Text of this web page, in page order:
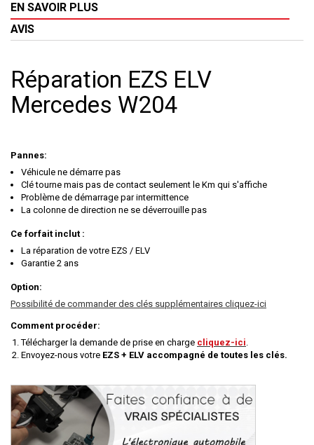
EN SAVOIR PLUS
AVIS
Réparation EZS ELV
Mercedes W204
Pannes:
Véhicule ne démarre pas
Clé tourne mais pas de contact seulement le Km qui s'affiche
Problème de démarrage par intermittence
La colonne de direction ne se déverrouille pas
Ce forfait inclut :
La réparation de votre EZS / ELV
Garantie 2 ans
Option:
Possibilité de commander des clés supplémentaires cliquez-ici
Comment procéder:
Télécharger la demande de prise en charge cliquez-ici.
Envoyez-nous votre EZS + ELV accompagné de toutes les clés.